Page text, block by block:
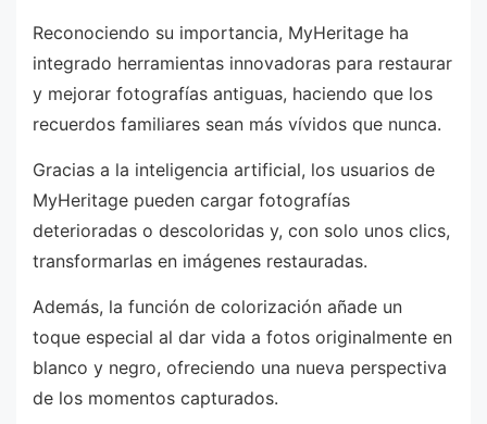
Reconociendo su importancia, MyHeritage ha
integrado herramientas innovadoras para restaurar
y mejorar fotografías antiguas, haciendo que los
recuerdos familiares sean más vívidos que nunca.
Gracias a la inteligencia artificial, los usuarios de
MyHeritage pueden cargar fotografías
deterioradas o descoloridas y, con solo unos clics,
transformarlas en imágenes restauradas.
Además, la función de colorización añade un
toque especial al dar vida a fotos originalmente en
blanco y negro, ofreciendo una nueva perspectiva
de los momentos capturados.